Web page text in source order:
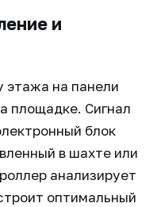
и
этажа на панели
площадке. Сигнал
блок
в шахте или
анализирует
оптимальный